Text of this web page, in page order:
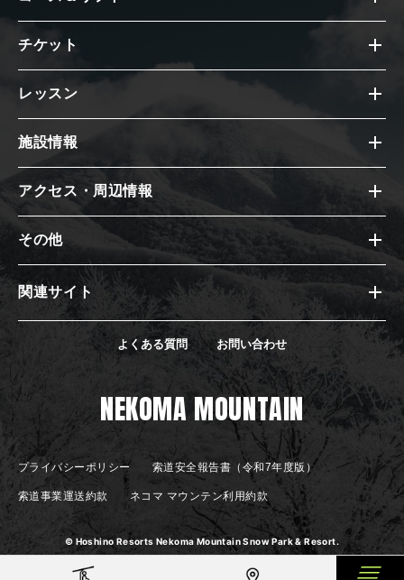
チケット
レッスン
施設情報
アクセス・周辺情報
その他
関連サイト
よくある質問 お問い合わせ
NEKOMA MOUNTAIN
プライバシーポリシー 索道安全報告書（令和7年度版）
索道事業運送約款 ネコマ マウンテン利用約款
© Hoshino Resorts Nekoma Mountain Snow Park & Resort.